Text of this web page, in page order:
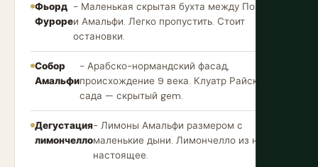
Фьорд
Фуроре
- Маленькая скрытая бухта между Позитано
и Амальфи. Легко пропустить. Стоит
остановки.
Собор
Амальфи
- Арабско-нормандский фасад,
происхождение 9 века. Клуатр Райского
сада — скрытый gem.
Дегустация
лимончелло
- Лимоны Амальфи размером с
маленькие дыни. Лимончелло из них —
настоящее.